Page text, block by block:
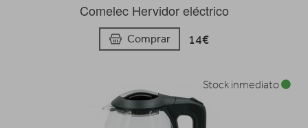
Comelec Hervidor eléctrico
Comprar 14€
Stock inmediato